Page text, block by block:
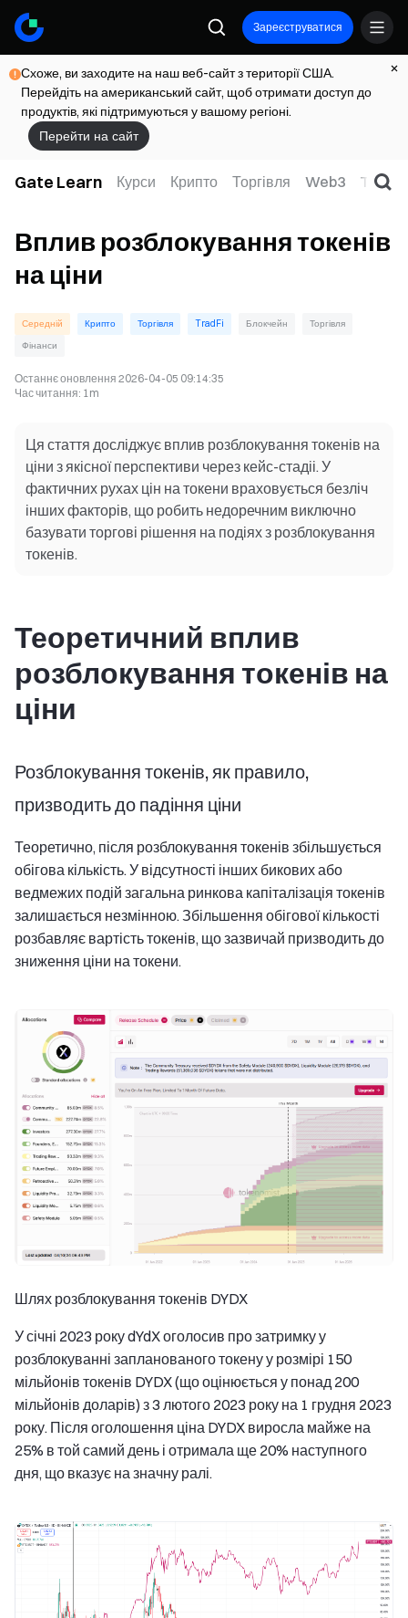
Зареєструватися
Схоже, ви заходите на наш веб-сайт з території США.
Перейдіть на американський сайт, щоб отримати доступ до
продуктів, які підтримуються у вашому регіоні.
Перейти на сайт
Gate Learn Курси Крипто Торгівля Web3 TradFi
Вплив розблокування токенів
на ціни
Середній Крипто Торгівля TradFi Блокчейн
Торгівля
Фінанси
Останнє оновлення 2026-04-05 09:14:35
Час читання: 1m
Ця стаття досліджує вплив розблокування токенів на
ціни з якісної перспективи через кейс-стадіі. У
фактичних рухах цін на токени враховується безліч
інших факторів, що робить недоречним виключно
базувати торгові рішення на подіях з розблокування
токенів.
Теоретичний вплив
розблокування токенів на
ціни
Розблокування токенів, як правило,
призводить до падіння ціни
Теоретично, після розблокування токенів збільшується
обігова кількість. У відсутності інших бикових або
ведмежих подій загальна ринкова капіталізація токенів
залишається незмінною. Збільшення обігової кількості
розбавляє вартість токенів, що зазвичай призводить до
зниження ціни на токени.
Шлях розблокування токенів DYDX
У січні 2023 року dYdX оголосив про затримку у
розблокуванні запланованого токену у розмірі 150
мільйонів токенів DYDX (що оцінюється у понад 200
мільйонів доларів) з 3 лютого 2023 року на 1 грудня 2023
року. Після оголошення ціна DYDX виросла майже на
25% в той самий день і отримала ще 20% наступного
дня, що вказує на значну ралі.